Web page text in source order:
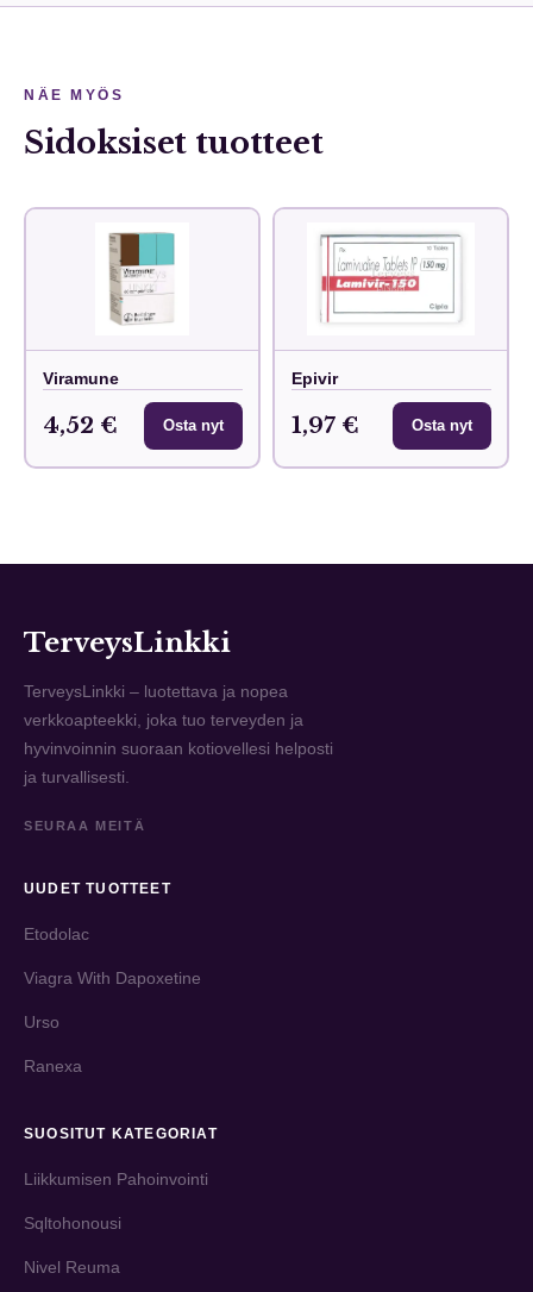
NÄE MYÖS
Sidoksiset tuotteet
Viramune
4,52 € Osta nyt
Epivir
1,97 € Osta nyt
TerveysLinkki
TerveysLinkki – luotettava ja nopea
verkkoapteekki, joka tuo terveyden ja
hyvinvoinnin suoraan kotiovellesi helposti
ja turvallisesti.
SEURAA MEITÄ
UUDET TUOTTEET
Etodolac
Viagra With Dapoxetine
Urso
Ranexa
SUOSITUT KATEGORIAT
Liikkumisen Pahoinvointi
Sqltohonousi
Nivel Reuma